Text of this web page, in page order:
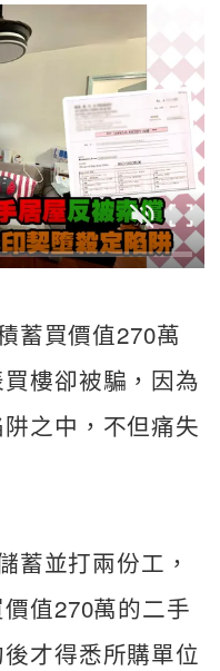
蓄買價值270萬
樓卻被騙，因為
之中，不但痛失
蓄並打兩份工，
值270萬的二手
才得悉所購單位